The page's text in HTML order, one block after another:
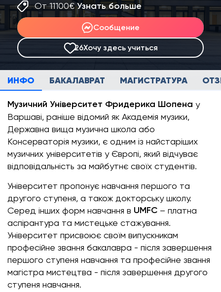
От 11100€Узнать больше
Сообщение
26Хочу здесь учиться
ИНФО БАКАЛАВРАТ МАГИСТРАТУРА
Музичний Університет Фридерика Шопена у
Варшаві, раніше відомий як Академія музики,
Державна вища музична школа або
Консерваторія музики, є одним із найстаріших
музичних університетів у Європі, який відчуває
відповідальність за майбутнє своїх студентів.
Університет пропонує навчання першого та
другого ступеня, а також докторську школу.
Серед інших форм навчання в UMFC – платна
аспірантура та мистецьке стажування.
Університет присвоює своїм випускникам
професійне звання бакалавра - після завершення
першого ступеня навчання та професійне звання
магістра мистецтва - після завершення другого
ступеня навчання.